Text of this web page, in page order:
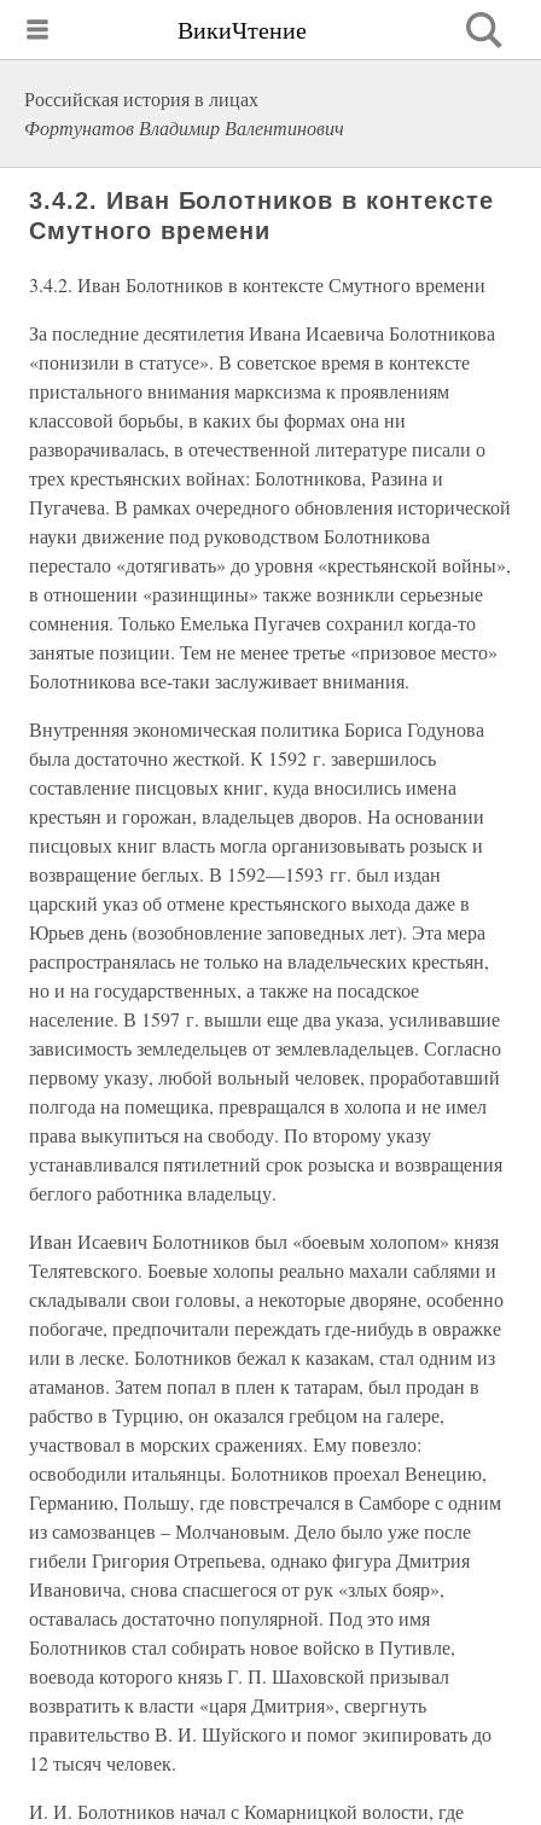
ВикиЧтение
Российская история в лицах
Фортунатов Владимир Валентинович
3.4.2. Иван Болотников в контексте
Смутного времени
3.4.2. Иван Болотников в контексте Смутного времени
За последние десятилетия Ивана Исаевича Болотникова
«понизили в статусе». В советское время в контексте
пристального внимания марксизма к проявлениям
классовой борьбы, в каких бы формах она ни
разворачивалась, в отечественной литературе писали о
трех крестьянских войнах: Болотникова, Разина и
Пугачева. В рамках очередного обновления исторической
науки движение под руководством Болотникова
перестало «дотягивать» до уровня «крестьянской войны»,
в отношении «разинщины» также возникли серьезные
сомнения. Только Емелька Пугачев сохранил когда-то
занятые позиции. Тем не менее третье «призовое место»
Болотникова все-таки заслуживает внимания.
Внутренняя экономическая политика Бориса Годунова
была достаточно жесткой. К 1592 г. завершилось
составление писцовых книг, куда вносились имена
крестьян и горожан, владельцев дворов. На основании
писцовых книг власть могла организовывать розыск и
возвращение беглых. В 1592—1593 гг. был издан
царский указ об отмене крестьянского выхода даже в
Юрьев день (возобновление заповедных лет). Эта мера
распространялась не только на владельческих крестьян,
но и на государственных, а также на посадское
население. В 1597 г. вышли еще два указа, усиливавшие
зависимость земледельцев от землевладельцев. Согласно
первому указу, любой вольный человек, проработавший
полгода на помещика, превращался в холопа и не имел
права выкупиться на свободу. По второму указу
устанавливался пятилетний срок розыска и возвращения
беглого работника владельцу.
Иван Исаевич Болотников был «боевым холопом» князя
Телятевского. Боевые холопы реально махали саблями и
складывали свои головы, а некоторые дворяне, особенно
побогаче, предпочитали переждать где-нибудь в овражке
или в леске. Болотников бежал к казакам, стал одним из
атаманов. Затем попал в плен к татарам, был продан в
рабство в Турцию, он оказался гребцом на галере,
участвовал в морских сражениях. Ему повезло:
освободили итальянцы. Болотников проехал Венецию,
Германию, Польшу, где повстречался в Самборе с одним
из самозванцев – Молчановым. Дело было уже после
гибели Григория Отрепьева, однако фигура Дмитрия
Ивановича, снова спасшегося от рук «злых бояр»,
оставалась достаточно популярной. Под это имя
Болотников стал собирать новое войско в Путивле,
воевода которого князь Г. П. Шаховской призывал
возвратить к власти «царя Дмитрия», свергнуть
правительство В. И. Шуйского и помог экипировать до
12 тысяч человек.
И. И. Болотников начал с Комарницкой волости, где